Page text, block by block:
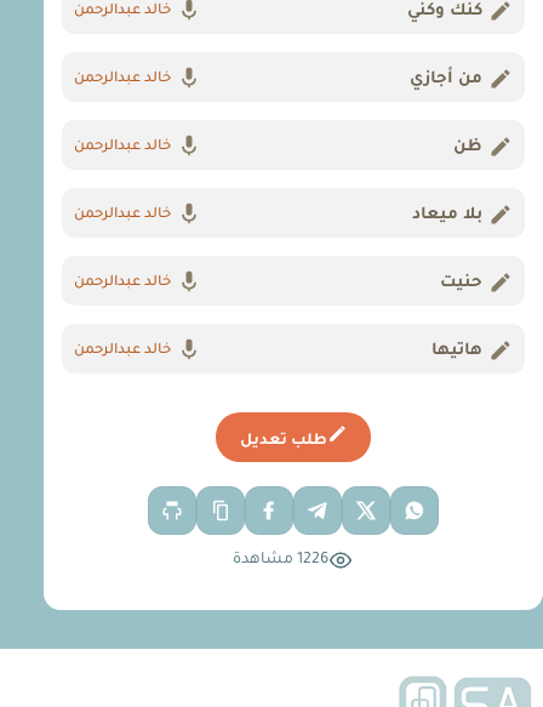
كنك وكني خالد عبدالرحمن
من أجازي خالد عبدالرحمن
ظن خالد عبدالرحمن
بلا ميعاد خالد عبدالرحمن
حنيت خالد عبدالرحمن
هاتيها خالد عبدالرحمن
طلب تعديل
1226 مشاهدة